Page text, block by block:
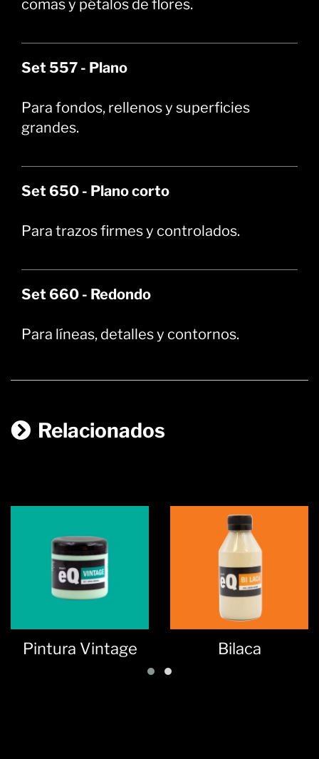
comas y pétalos de flores.
Set 557 - Plano
Para fondos, rellenos y superficies
grandes.
Set 650 - Plano corto
Para trazos firmes y controlados.
Set 660 - Redondo
Para líneas, detalles y contornos.
Relacionados
Pintura Vintage Bilaca